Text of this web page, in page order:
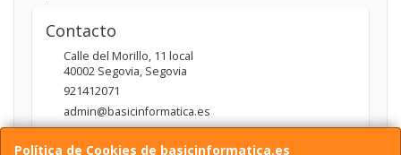
Política de Cookies de basicinformatica.es
Contacto
Calle del Morillo, 11 local
40002 Segovia, Segovia
921412071
admin@basicinformatica.es